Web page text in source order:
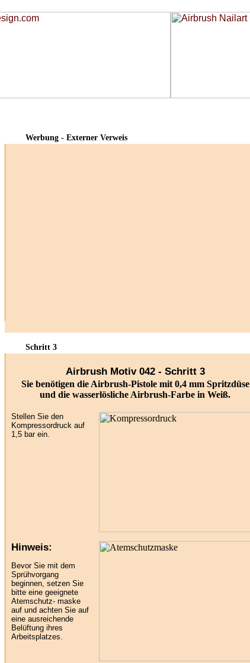
Werbung - Externer Verweis
Schritt 3
Airbrush Motiv 042 - Schritt 3
Sie benötigen die Airbrush-Pistole mit 0,4 mm Spritzdüse
und die wasserlösliche Airbrush-Farbe in Weiß.
Stellen Sie den
Kompressordruck auf
1,5 bar ein.
Hinweis:
Bevor Sie mit dem
Sprühvorgang
beginnen, setzen Sie
bitte eine geeignete
Atemschutz- maske
auf und achten Sie auf
eine ausreichende
Belüftung ihres
Arbeitsplatzes.